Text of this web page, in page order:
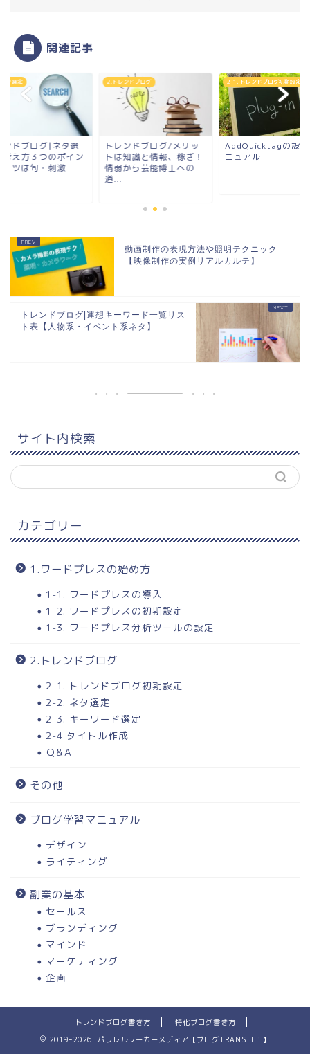
関連記事
タ選定
ンドブログ|ネタ選
考え方３つのポイン
コツは旬・刺激
2.トレンドブログ
トレンドブログ/メリッ
トは知識と情報、稼ぎ！
情弱から芸能博士への
道...
2-1. トレンドブログ初期設定
AddQuicktagの設
ニュアル
動画制作の表現方法や照明テクニック
【映像制作の実例リアルカルテ】
トレンドブログ|連想キーワード一覧リス
ト表【人物系・イベント系ネタ】
サイト内検索
カテゴリー
1.ワードプレスの始め方
1-1. ワードプレスの導入
1-2. ワードプレスの初期設定
1-3. ワードプレス分析ツールの設定
2.トレンドブログ
2-1. トレンドブログ初期設定
2-2. ネタ選定
2-3. キーワード選定
2-4 タイトル作成
Ｑ&Ａ
その他
ブログ学習マニュアル
デザイン
ライティング
副業の基本
セールス
ブランディング
マインド
マーケティング
企画
トレンドブログ書き方
特化ブログ書き方
2019–2026 パラレルワーカーメディア【ブログTRANSIT！】